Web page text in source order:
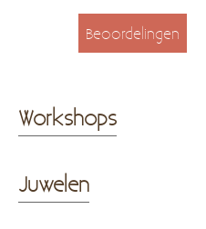
Workshops
Juwelen
Beoordelingen